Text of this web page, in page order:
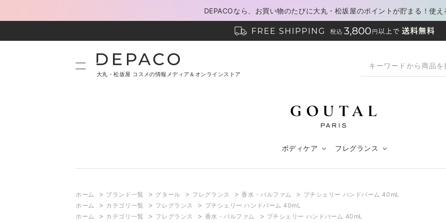
DEPACOなら、お買い物のたびに大丸・松坂屋のポイントが貯まる！使え
大丸・松坂屋 コスメの情報メディア＆オンラインストア
ボディケア フレグランス
ホーム > ブランド一覧 > グタール > フレグランス >香水・パルファム > プチシェリー ハンドバーム 40mL
ホーム
> カテゴリ一覧 > フレグランス > プチシェリー ハンドバーム 40mL
ホーム
> カテゴリ一覧 > フレグランス > 香水・パルファム > プチシェリー ハンドバーム 40mL